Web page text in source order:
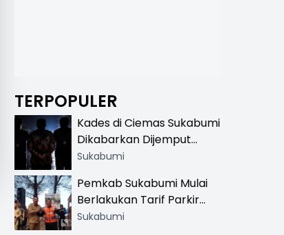
TERPOPULER
Kades di Ciemas Sukabumi
Dikabarkan Dijemput
Satnarkoba, Polisi
Sukabumi
Pemkab Sukabumi Mulai
Berlakukan Tarif Parkir
Resmi di 13 Lokasi Wisata,
Sukabumi